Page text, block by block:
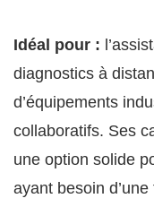
Idéal pour :
diagnostics à
d’équipements
collaboratifs. Ses
une option solide
ayant besoin